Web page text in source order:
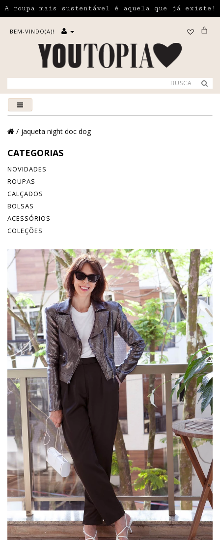
A roupa mais sustentável é aquela que já existe!
BEM-VINDO(A)!
jaqueta night doc dog
CATEGORIAS
NOVIDADES
ROUPAS
CALÇADOS
BOLSAS
ACESSÓRIOS
COLEÇÕES